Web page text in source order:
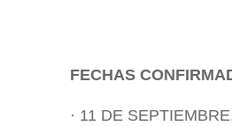
FECHAS
· 11 DE